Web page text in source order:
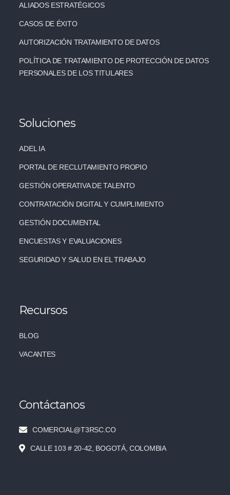
ALIADOS ESTRATÉGICOS
CASOS DE ÉXITO
AUTORIZACIÓN TRATAMIENTO DE DATOS
POLÍTICA DE TRATAMIENTO DE PROTECCIÓN DE DATOS
PERSONALES DE LOS TITULARES
Soluciones
ADEL IA
PORTAL DE RECLUTAMIENTO PROPIO
GESTIÓN OPERATIVA DE TALENTO
CONTRATACIÓN DIGITAL Y CUMPLIMIENTO
GESTIÓN DOCUMENTAL
ENCUESTAS Y EVALUACIONES
SEGURIDAD Y SALUD EN EL TRABAJO
Recursos
BLOG
VACANTES
Contáctanos
COMERCIAL@T3RSC.CO
CALLE 103 # 20-42, BOGOTÁ, COLOMBIA